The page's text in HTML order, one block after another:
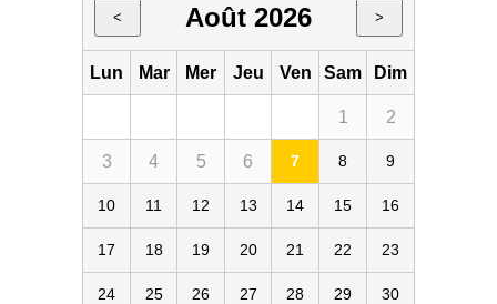
< Août 2026 >
Lun Mar Mer Jeu Ven Sam Dim
1 2
3 4 5 6 7 8 9
10 11 12 13 14 15 16
17 18 19 20 21 22 23
24 25 26 27 28 29 30